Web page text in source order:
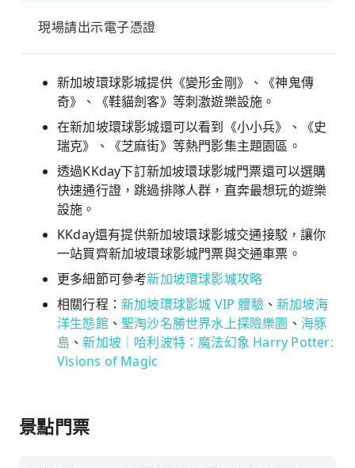
現場請出示電子憑證
新加坡環球影城提供《變形金剛》、《神鬼傳
奇》、《鞋貓劍客》等刺激遊樂設施。
在新加坡環球影城還可以看到《小小兵》、《史
瑞克》、《芝麻街》等熱門影集主題園區。
透過KKday下訂新加坡環球影城門票還可以選購
快速通行證，跳過排隊人群，直奔最想玩的遊樂
設施。
KKday還有提供新加坡環球影城交通接駁，讓你
一站買齊新加坡環球影城門票與交通車票。
更多細節可參考新加坡環球影城攻略
相關行程： 新加坡環球影城 VIP 體驗、新加坡海
洋生態館 、聖淘沙名勝世界水上探險樂園 、 海豚
島 、新加坡｜哈利波特：魔法幻象 Harry Potter:
Visions of Magic
景點門票